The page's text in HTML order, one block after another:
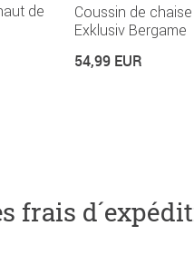
de
Coussin de
Exklusiv Bergame
54,99 EUR
frais